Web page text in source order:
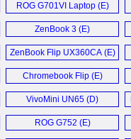
ROG G701VI Laptop (E)
ZenBook 3 (E)
ZenBook Flip UX360CA (E)
Chromebook Flip (E)
VivoMini UN65 (D)
ROG G752 (E)